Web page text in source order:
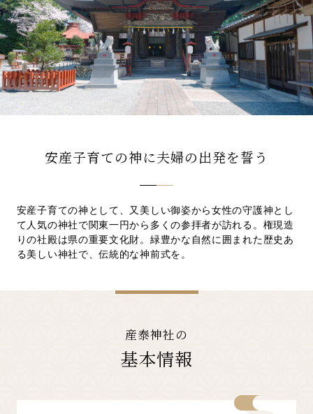
先輩カップル実例
クリップリスト
安産子育ての神に夫婦の出発を誓う
安産子育ての神として、又美しい御姿から女性の守護神とし
て人気の神社で関東一円から多くの参拝者が訪れる。権現造
りの社殿は県の重要文化財。緑豊かな自然に囲まれた歴史あ
る美しい神社で、伝統的な神前式を。
産泰神社の
基本情報